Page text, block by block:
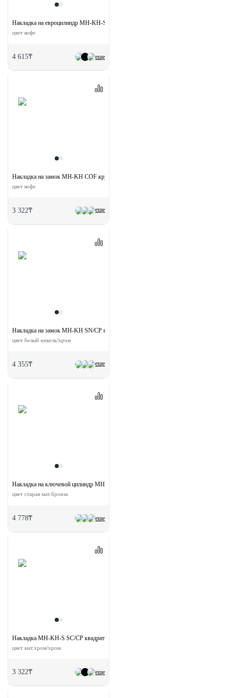
еще
Накладка на евроцилиндр MH-KH-S COF квадратная
цвет кофе
4 615₸
еще
Накладка на замок MH-KH COF круглая под евроцилиндр
цвет кофе
3 322₸
еще
Накладка на замок MH-KH SN/CP круглая под евроцилиндр
цвет белый никель/хром
4 355₸
еще
Накладка на ключевой цилиндр MH-KH-CLASSIC OMB круглая
цвет старая мат.бронза
4 778₸
еще
Накладка MH-KH-S SC/CP квадратная на евроцилиндр
цвет мат.хром/хром
3 322₸